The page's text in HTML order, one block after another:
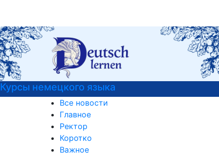
Курсы немецкого языка
Все новости
Главное
Ректор
Коротко
Важное